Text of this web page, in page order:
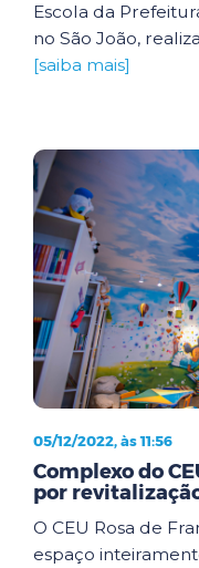
Escola da
no São João,
[saiba mais]
05/12/2022, às 11:56
Complexo do
por
O CEU Rosa de
espaço